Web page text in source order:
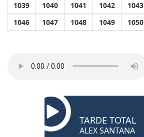
1039
1040 1041 1042 1043
1046
1047 1048 1049 1050
TARDE TOTAL
ALEX SANTANA